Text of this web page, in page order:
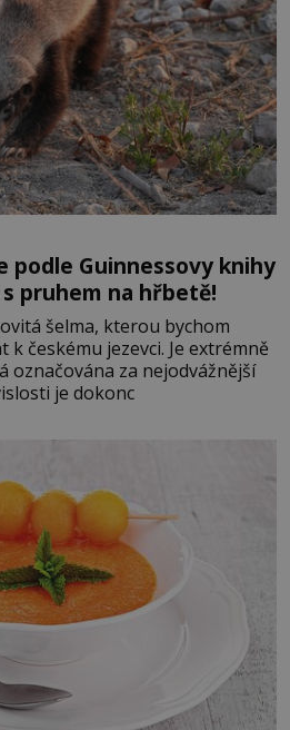
podle Guinnessovy knihy
pruhem na hřbetě!
šelma, kterou bychom
českému jezevci. Je extrémně
označována za nejodvážnější
je dokonc